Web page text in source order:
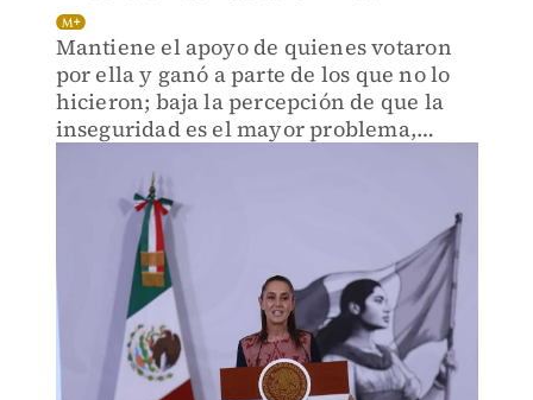
Mantiene el apoyo de quienes votaron
por ella y ganó a parte de los que no lo
hicieron; baja la percepción de que la
inseguridad es el mayor problema,